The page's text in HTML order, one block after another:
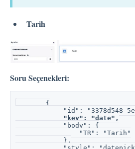
Tarih
Soru Seçenekleri:
       {
"id": "3378d548-
"key": "date",
            "body": {
                "TR": "Tarih"
            },